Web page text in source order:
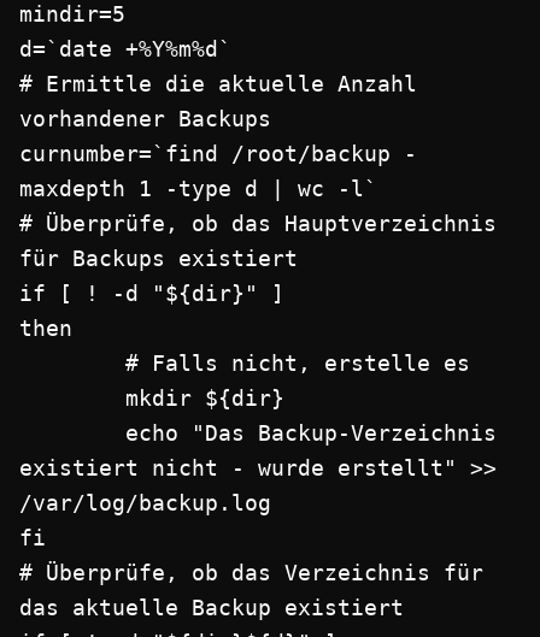
mindir=5
d=`date +%Y%m%d`
# Ermittle die aktuelle Anzahl
vorhandener Backups
curnumber=`find /root/backup -
maxdepth 1 -type d | wc -l`
# Überprüfe, ob das Hauptverzeichnis
für Backups existiert
if [ ! -d "${dir}" ]
then
existiert nicht - wurde erstellt" >>
/var/log/backup.log
fi
# Überprüfe, ob das Verzeichnis für
das aktuelle Backup existiert